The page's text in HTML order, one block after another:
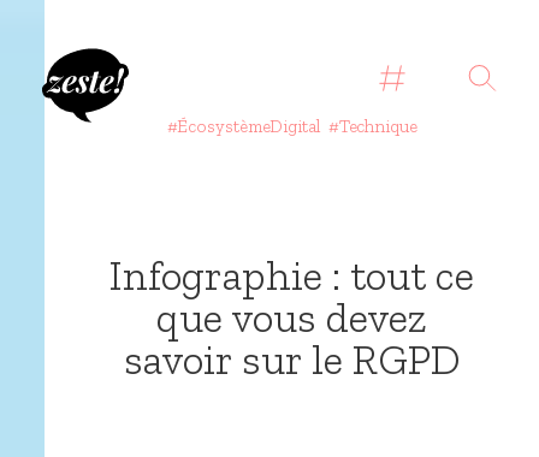
#ÉcosystèmeDigital #Technique
Infographie : tout ce
que vous devez
savoir sur le RGPD